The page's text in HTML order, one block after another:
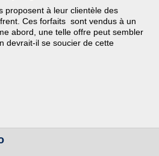
proposent à leur clientèle des
Ces forfaits sont vendus à un
abord, une telle offre peut sembler
devrait-il se soucier de cette